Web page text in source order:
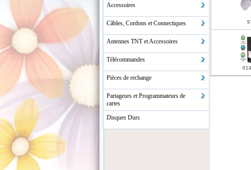
Accessoires
Câbles, Cordons et Connectiques
Antennes TNT et Accessoires
Télécommandes
Pièces de rechange
Partageurs et Programmateurs de
cartes
Disques Durs